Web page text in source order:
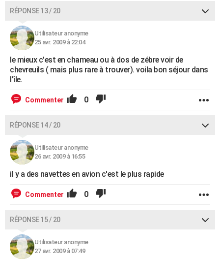
RÉPONSE 13 / 20
Utilisateur anonyme
25 avr. 2009 à 22:04
le mieux c'est en chameau ou à dos de zébre voir de
chevreuils ( mais plus rare à trouver). voila bon séjour dans
l'île.
Commenter 0
RÉPONSE 14 / 20
Utilisateur anonyme
26 avr. 2009 à 16:55
il y a des navettes en avion c'est le plus rapide
Commenter 0
RÉPONSE 15 / 20
Utilisateur anonyme
27 avr. 2009 à 07:49